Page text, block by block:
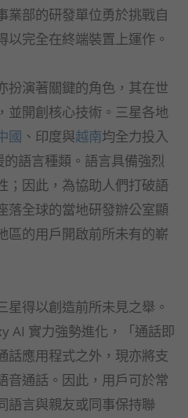
業部的研發單位勇於挑戰自
完全在終端裝置上運作。
扮演著關鍵的角色，其在世
並開創核心技術。三星各地
國 、印度與越南均全力投入
語言種類。語言具備強烈
；因此，為協助人們打破語
落全球的當地研發辦公室顯
區的用戶開啟前所未有的嶄
得以創造前所未見之舉。
AI 實力強勢進化，「通話即
話應用程式之外，現亦將支
音通話。因此，用戶可於常
語言與親友或同事保持聯